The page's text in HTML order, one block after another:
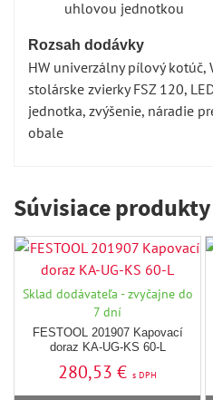
uhlovou jednotkou
Rozsah dodávky
HW univerzálny pílový kotúč,
stolárske zvierky FSZ 120,
jednotka, zvýšenie, náradie
obale
Súvisiace produkty
Sklad dodávateľa - zvyčajne do
7 dní
FESTOOL 201907 Kapovací
doraz KA-UG-KS 60-L
280,53 € s DPH